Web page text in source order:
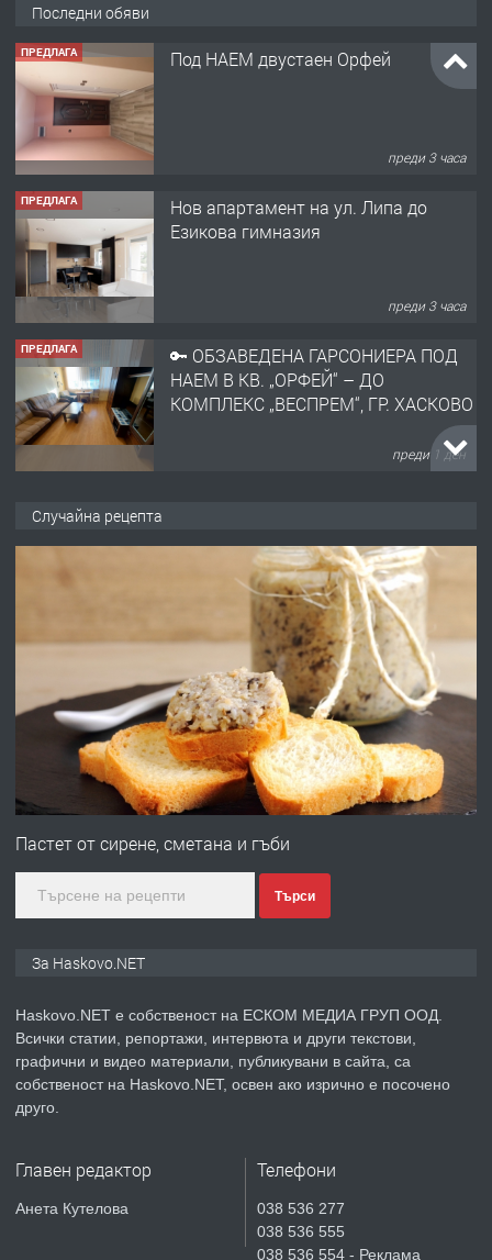
Последни обяви
ПРЕДЛАГА Под НАЕМ двустаен Орфей
преди 3 часа
ПРЕДЛАГА
Нов апартамент на ул. Липа до
Езикова гимназия
преди 3 часа
ПРЕДЛАГА
🔑 ОБЗАВЕДЕНА ГАРСОНИЕРА ПОД
НАЕМ В КВ. „ОРФЕЙ“ – ДО
КОМПЛЕКС „ВЕСПРЕМ“, ГР. ХАСКОВО
преди 1 ден
АПАРТАМЕНТ В ЦЕНТЪРА НА ГР.
ХАСКОВО
преди 2 дни
ПРЕДЛАГА Давам гараж под наем
преди 2 дни
№4120 Магазин/Офис под наем в кв.
градската градина!
преди 3 дни
ПРЕДЛАГА
Продавам парцел в гр. Хасково кв.
СГЛОБЯВАНЕ НА МЕБЕЛИ.
Случайна рецепта
Пастет от сирене, сметана и гъби
Търси
За Haskovo.NET
Haskovo.NET е собственост на ЕСКОМ МЕДИА ГРУП ООД.
Всички статии, репортажи, интервюта и други текстови,
графични и видео материали, публикувани в сайта, са
собственост на Haskovo.NET, освен ако изрично е посочено
друго.
Главен редактор
Анета Кутелова
Телефони
038 536 277
038 536 555
038 536 554 - Реклама